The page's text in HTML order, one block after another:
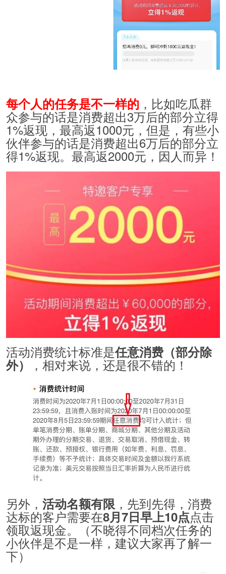
每个人的任务是不一样的 ，比如吃瓜群
众参与的话是消费超出3万后的部分立得
1%返现，最高返1000元，但是，有些小
伙伴参与的话是消费超出6万后的部分立
得1%返现。最高返2000元，因人而异！
活动消费统计标准是任意消费（部分除
外） ，相对来说，还是很不错的！
另外， 活动名额有限 ，先到先得，消费
达标的客户需要在8月7日早上10点点击
领取返现金。（不晓得不同档次任务的
小伙伴是不是一样，建议大家再了解一
下）